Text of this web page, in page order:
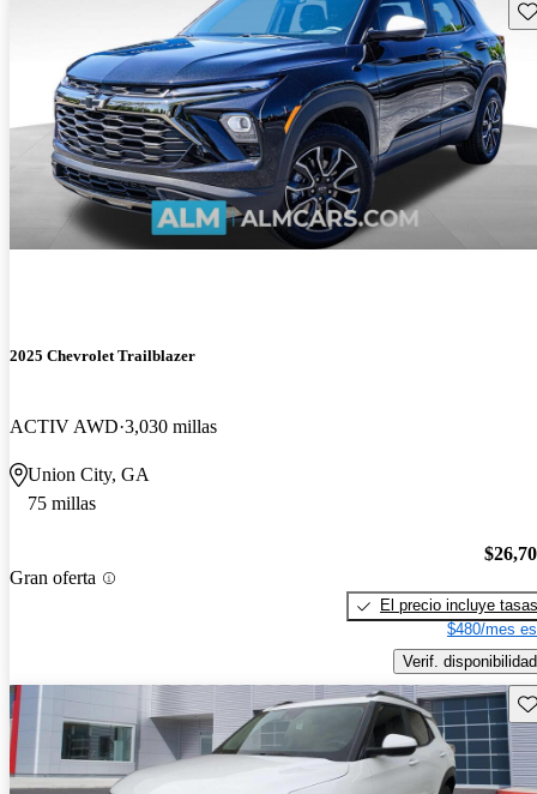
2025 Chevrolet Trailblazer
ACTIV AWD 3,030 millas
Union City, GA
75 millas
Gran oferta
El precio incluye tasas
$480/mes
Verif. disponibilidad